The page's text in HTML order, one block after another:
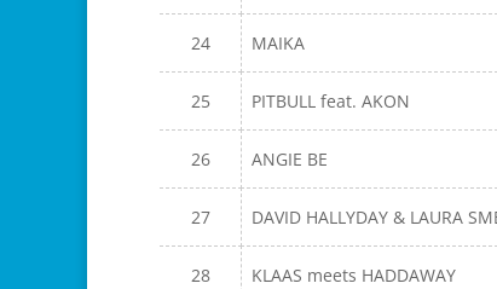
24 MAIKA
25 PITBULL feat. AKON
26 ANGIE BE
27 DAVID HALLYDAY & LAURA
28 KLAAS meets HADDAWAY